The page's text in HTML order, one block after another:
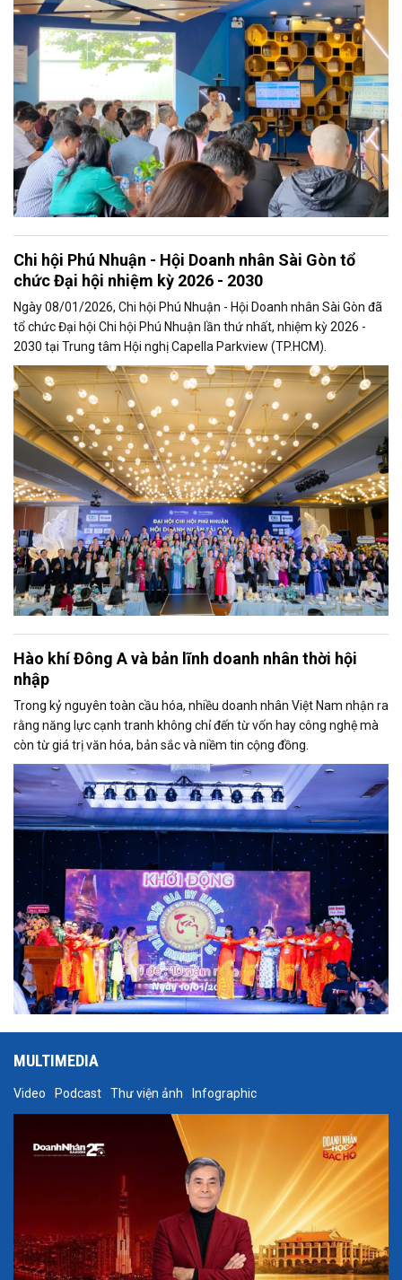
Chi hội Phú Nhuận - Hội Doanh nhân Sài Gòn tổ
chức Đại hội nhiệm kỳ 2026 - 2030
Ngày 08/01/2026, Chi hội Phú Nhuận - Hội Doanh nhân Sài Gòn đã
tổ chức Đại hội Chi hội Phú Nhuận lần thứ nhất, nhiệm kỳ 2026 -
2030 tại Trung tâm Hội nghị Capella Parkview (TP.HCM).
Hào khí Đông A và bản lĩnh doanh nhân thời hội
nhập
Trong kỷ nguyên toàn cầu hóa, nhiều doanh nhân Việt Nam nhận ra
rằng năng lực cạnh tranh không chỉ đến từ vốn hay công nghệ mà
còn từ giá trị văn hóa, bản sắc và niềm tin cộng đồng.
MULTIMEDIA
Video Podcast Thư viện ảnh Infographic